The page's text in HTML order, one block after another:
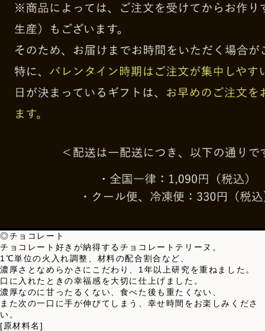
◎チョコレート
チョコレート好きが納得するチョコレートテリーヌ。
1℃単位の火入れ調整、材料の配合割合など、
濃厚さとなめらかさにこだわり、1年以上研究を重ねました。
口に入れたときの幸福感を大切に仕上げました。
濃厚なのに甘ったるくない、食べた後も重たくない、
また次の一口に手が伸びてしまう、幸せ時間をお楽しみくださ
い。
[原材料名]